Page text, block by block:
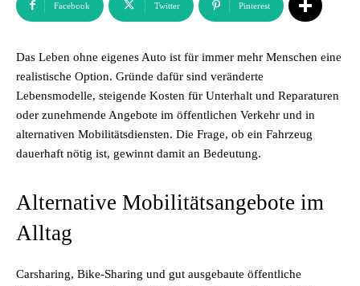
Facebook Twitter Pinterest
Das Leben ohne eigenes Auto ist für immer mehr Menschen eine
realistische Option. Gründe dafür sind veränderte
Lebensmodelle, steigende Kosten für Unterhalt und Reparaturen
oder zunehmende Angebote im öffentlichen Verkehr und in
alternativen Mobilitätsdiensten. Die Frage, ob ein Fahrzeug
dauerhaft nötig ist, gewinnt damit an Bedeutung.
Alternative Mobilitätsangebote im
Alltag
Carsharing, Bike-Sharing und gut ausgebaute öffentliche